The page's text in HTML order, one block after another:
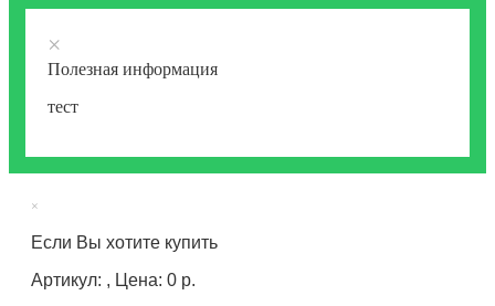
×
Полезная информация
тест
×
Если Вы хотите купить
Артикул: , Цена: 0 р.